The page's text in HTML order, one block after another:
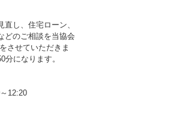
し、住宅ローン、
どのご相談を当協会
させていただきま
になります。
12:20